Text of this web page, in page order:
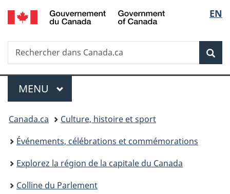
Passer
au
principal
Passer
à
Au
du
Passer
à
version
simplifiée
de
la
EN
Recherche
Rechercher
dans
Menu
MENU PRINCIPAL
Vous
êtes
ici :
Canada.ca
Culture, histoire et sport
Événements, célébrations et commémorations
Explorez la région de la capitale du Canada
Colline du Parlement